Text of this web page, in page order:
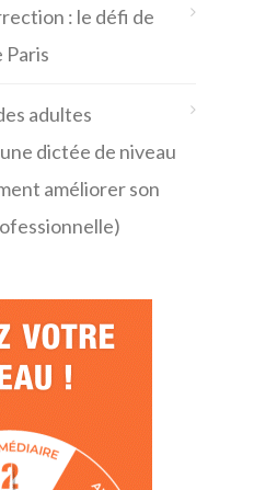
: le défi de
Paris
adultes
dictée de niveau
améliorer son